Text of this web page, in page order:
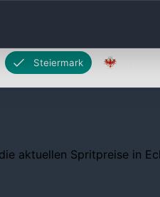
Steiermark
aktuellen Spritpreise in